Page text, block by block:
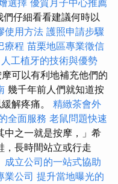
選擇 優質月子中心推薦
們仔細看看建議何時以
使用方法 護照申請步驟
療程 苗栗地區專業徵信
人工植牙的技術與優勢
可以有利地補充他們的
幾千年前人們就知道按
解疼痛。 精緻茶會外
全面服務 老鼠問題快速
中​​之一就是按摩，」希
，長時間站立或行走
成立公司的一站式協助
業公司 提升當地曝光的